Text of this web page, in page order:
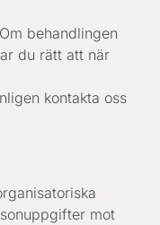
Om behandlingen
du rätt att när
kontakta oss
mot